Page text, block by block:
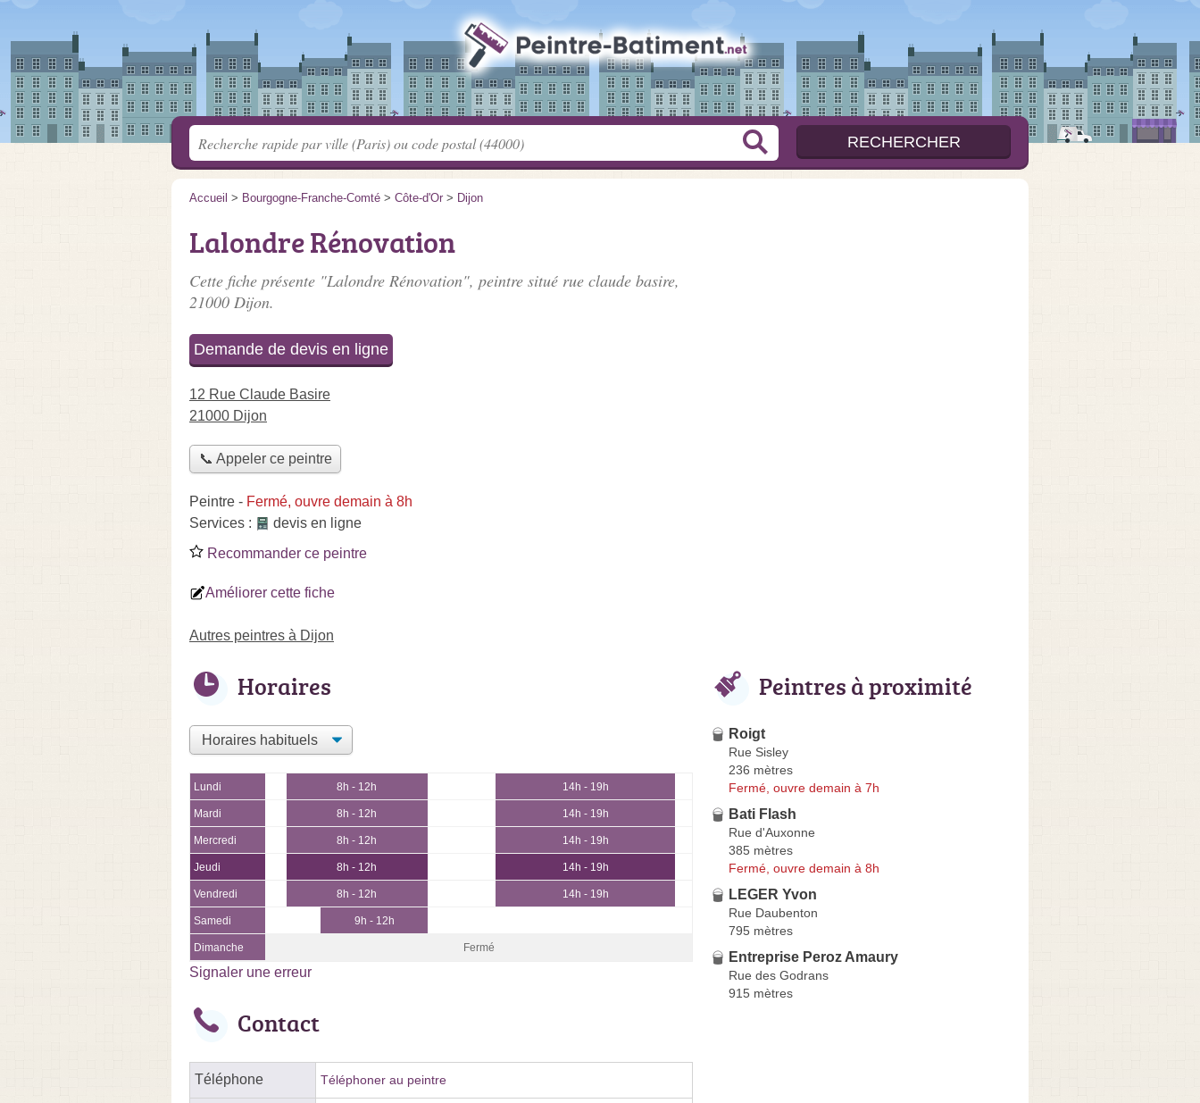
Accueil > Bourgogne-Franche-Comté > Côte-d'Or > Dijon
Lalondre Rénovation
Cette fiche présente "Lalondre Rénovation", peintre situé rue claude basire,
21000 Dijon.
Demande de devis en ligne
12 Rue Claude Basire
21000 Dijon
📞 Appeler ce peintre
Peintre - Fermé, ouvre demain à 8h
Services :
devis en ligne
Recommander ce peintre
Améliorer cette fiche
Autres peintres à Dijon
Horaires
Lundi 8h - 12h 14h - 19h
Mardi 8h - 12h 14h - 19h
Mercredi 8h - 12h 14h - 19h
Jeudi 8h - 12h 14h - 19h
Vendredi 8h - 12h 14h - 19h
Samedi 9h - 12h
Dimanche Fermé
Signaler une erreur
Contact
Téléphone Téléphoner au peintre
Peintres à proximité
Roigt
Rue Sisley
236 mètres
Fermé, ouvre demain à 7h
Bati Flash
Rue d'Auxonne
385 mètres
Fermé, ouvre demain à 8h
LEGER Yvon
Rue Daubenton
795 mètres
Entreprise Peroz Amaury
Rue des Godrans
915 mètres